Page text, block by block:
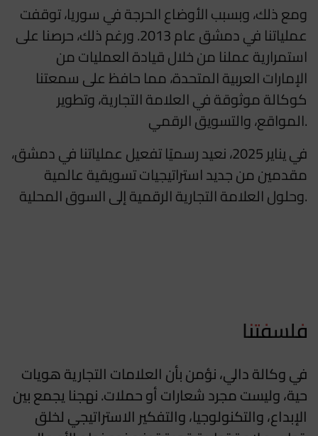
ومع ذلك، وبسبب الأوضاع الحرجة في سوريا، توقفت
عملياتنا في دمشق عام 2013. ورغم ذلك، حرصنا على
استمرارية عملنا من خلال قيادة العمليات من
الإمارات العربية المتحدة، مما حافظ على سمعتنا
كوكالة موثوقة في العلامة التجارية، وتطوير
المواقع، والتسويق الرقمي.
في يناير 2025، نعيد رسميًا تفعيل عملياتنا في دمشق،
مقدمين من جديد استراتيجيات تسويقية عالمية
وحلول العلامة التجارية الرقمية إلى السوق المحلية.
فلسفتنا
في وكالة دالي، نؤمن بأن العلامات التجارية هويات
حية، وليست مجرد شعارات أو حملات. نهجنا يجمع بين
الإبداع، والتكنولوجيا، والتفكير الاستراتيجي لخلق